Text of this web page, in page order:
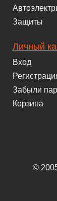
Защиты
Личный
Вход
Забыли
Корзина
©